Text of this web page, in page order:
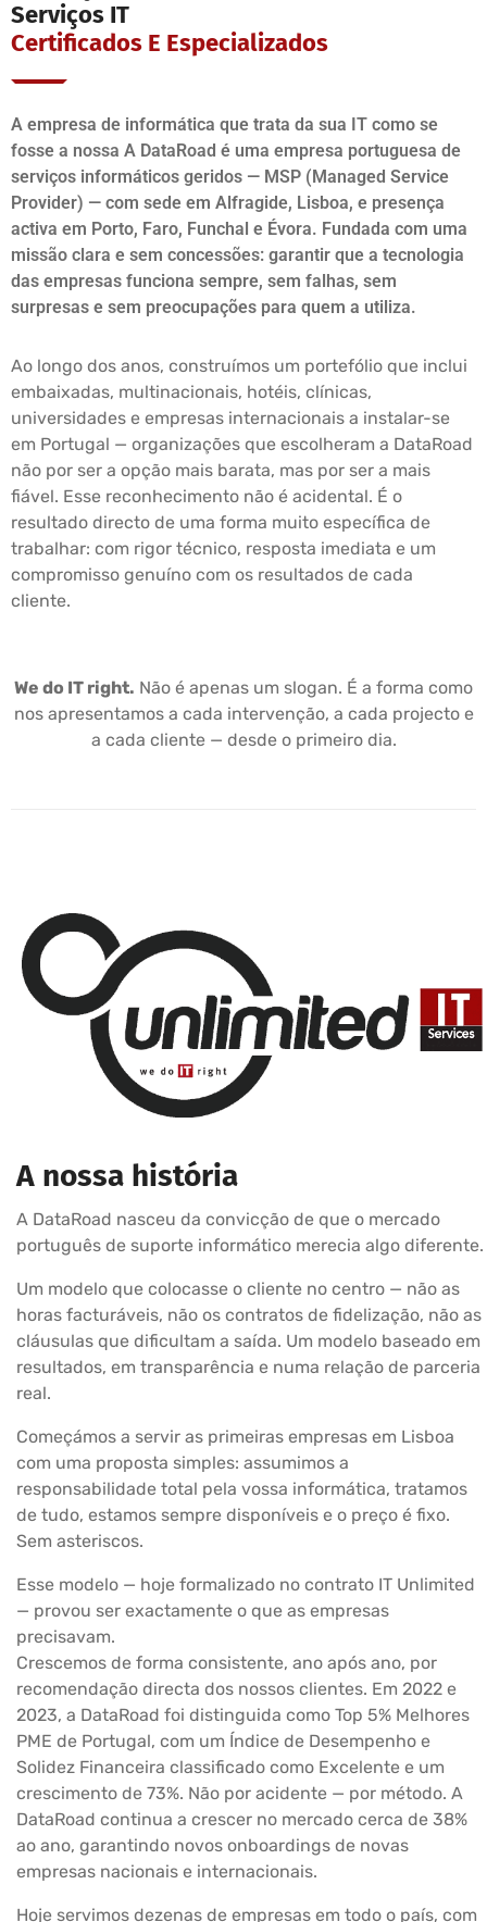
Serviços IT
Certificados E Especializados
A empresa de informática que trata da sua IT como se
fosse a nossa A DataRoad é uma empresa portuguesa de
serviços informáticos geridos — MSP (Managed Service
Provider) — com sede em Alfragide, Lisboa, e presença
activa em Porto, Faro, Funchal e Évora. Fundada com uma
missão clara e sem concessões: garantir que a tecnologia
das empresas funciona sempre, sem falhas, sem
surpresas e sem preocupações para quem a utiliza.
Ao longo dos anos, construímos um portefólio que inclui
embaixadas, multinacionais, hotéis, clínicas,
universidades e empresas internacionais a instalar-se
em Portugal — organizações que escolheram a DataRoad
não por ser a opção mais barata, mas por ser a mais
fiável. Esse reconhecimento não é acidental. É o
resultado directo de uma forma muito específica de
trabalhar: com rigor técnico, resposta imediata e um
compromisso genuíno com os resultados de cada
cliente.
We do IT right. Não é apenas um slogan. É a forma como
nos apresentamos a cada intervenção, a cada projecto e
a cada cliente — desde o primeiro dia.
A nossa história
A DataRoad nasceu da convicção de que o mercado
português de suporte informático merecia algo diferente.
Um modelo que colocasse o cliente no centro — não as
horas facturáveis, não os contratos de fidelização, não as
cláusulas que dificultam a saída. Um modelo baseado em
resultados, em transparência e numa relação de parceria
real.
Começámos a servir as primeiras empresas em Lisboa
com uma proposta simples: assumimos a
responsabilidade total pela vossa informática, tratamos
de tudo, estamos sempre disponíveis e o preço é fixo.
Sem asteriscos.
Esse modelo — hoje formalizado no contrato IT Unlimited
— provou ser exactamente o que as empresas
precisavam.
Crescemos de forma consistente, ano após ano, por
recomendação directa dos nossos clientes. Em 2022 e
2023, a DataRoad foi distinguida como Top 5% Melhores
PME de Portugal, com um Índice de Desempenho e
Solidez Financeira classificado como Excelente e um
crescimento de 73%. Não por acidente — por método. A
DataRoad continua a crescer no mercado cerca de 38%
ao ano, garantindo novos onboardings de novas
empresas nacionais e internacionais.
Hoje servimos dezenas de empresas em todo o país, com